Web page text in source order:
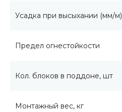
Усадка при высыхании (мм/м)
Предел огнестойкости
Кол. блоков в поддоне, шт
Монтажный вес, кг